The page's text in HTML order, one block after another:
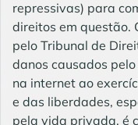
repressivas) para
direitos em questão.
pelo Tribunal de
danos causados
na internet ao
e das liberdades,
pela vida privada, é